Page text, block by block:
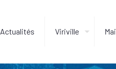
Actualités Viriville